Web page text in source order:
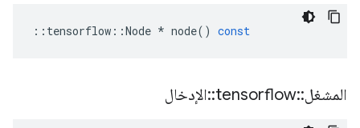
:: tensorflow ::Node * node() const
المشغل::
tensorflow
::الإدخال